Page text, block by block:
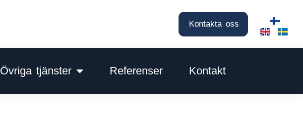
Kontakta oss
Övriga tjänster Referenser Kontakt